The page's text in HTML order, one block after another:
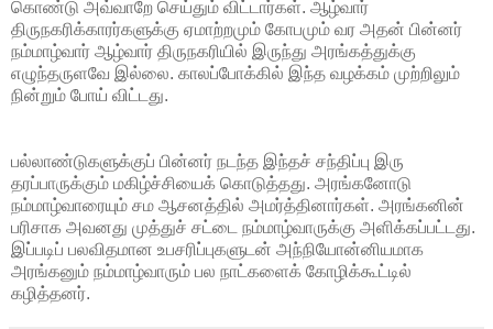
கொண்டு அவ்வாறே செய்தும் விட்டார்கள். ஆழ்வார்
திருநகரிக்காரர்களுக்கு ஏமாற்றமும் கோபமும் வர அதன் பின்னர்
நம்மாழ்வார் ஆழ்வார் திருநகரியில் இருந்து அரங்கத்துக்கு
எழுந்தருளவே இல்லை. காலப்போக்கில் இந்த வழக்கம் முற்றிலும்
நின்றும் போய் விட்டது.
பல்லாண்டுகளுக்குப் பின்னர் நடந்த இந்தச் சந்திப்பு இரு
தரப்பாருக்கும் மகிழ்ச்சியைக் கொடுத்தது. அரங்கனோடு
நம்மாழ்வாரையும் சம ஆசனத்தில் அமர்த்தினார்கள். அரங்கனின்
பரிசாக அவனது முத்துச் சட்டை நம்மாழ்வாருக்கு அளிக்கப்பட்டது.
இப்படிப் பலவிதமான உபசரிப்புகளுடன் அந்நியோன்னியமாக
அரங்கனும் நம்மாழ்வாரும் பல நாட்களைக் கோழிக்கூட்டில்
கழித்தனர்.